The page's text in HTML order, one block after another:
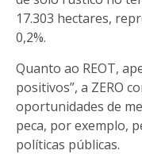
17.303 hectares,
0,2%.
Quanto ao REOT,
positivos”, a ZERO
oportunidades de
peca, por exemplo,
políticas públicas.